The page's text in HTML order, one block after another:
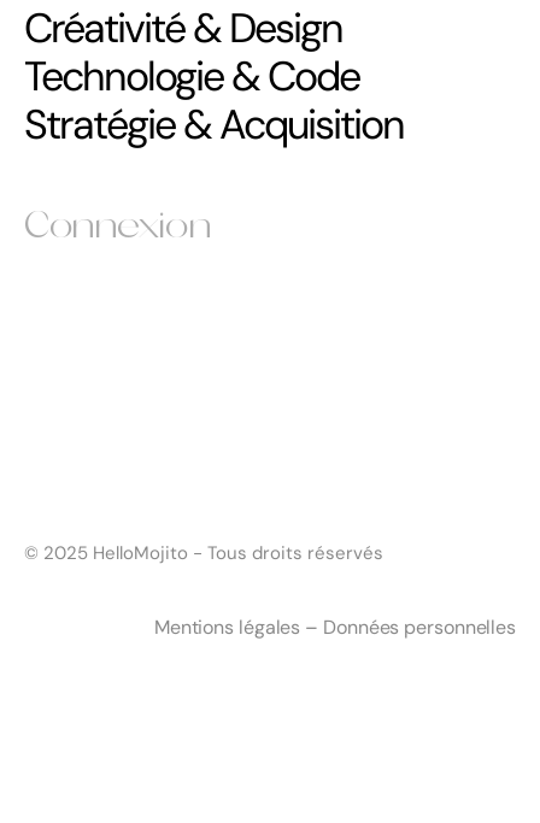
Créativité & Design
Technologie & Code
Stratégie & Acquisition
Connexion
© 2025 HelloMojito - Tous droits réservés
Mentions légales – Données personnelles